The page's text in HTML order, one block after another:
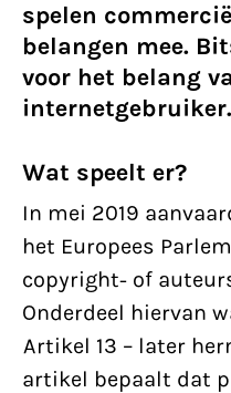
spelen
belangen mee.
voor het belang
internetgebruiker.
Wat speelt er?
In mei 2019
het Europees
copyright- of
Onderdeel hiervan
Artikel 13 – later
artikel bepaalt dat